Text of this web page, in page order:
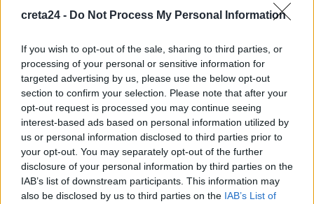
creta24 - Do Not Process My Personal Information
If you wish to opt-out of the sale, sharing to third parties, or
processing of your personal or sensitive information for
targeted advertising by us, please use the below opt-out
section to confirm your selection. Please note that after your
opt-out request is processed you may continue seeing
interest-based ads based on personal information utilized by
us or personal information disclosed to third parties prior to
your opt-out. You may separately opt-out of the further
disclosure of your personal information by third parties on the
IAB’s list of downstream participants. This information may
also be disclosed by us to third parties on the IAB’s List of
εγκέφαλο
Επίδομα €391 από τον ΟΠΕΚΑ, χωρίς εισοδηματικά κριτήρια:
Η προϋπόθεση
8 Αυγούστου, 2026
Θεατρική αφήγηση «Έρευσεν ύδωρ» στο Δημοτικό Σχολείο
Κεφαλά
8 Αυγούστου, 2026